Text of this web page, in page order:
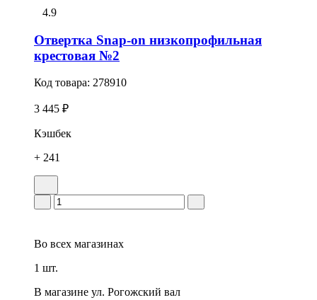
4.9
Отвертка Snap-on низкопрофильная
крестовая №2
Код товара: 278910
3 445 ₽
Кэшбек
+ 241
Во всех магазинах
1 шт.
В магазине ул. Рогожский вал